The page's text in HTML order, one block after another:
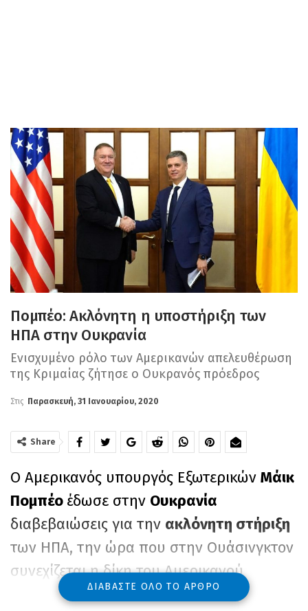
Πομπέο: Ακλόνητη η υποστήριξη των
ΗΠΑ στην Ουκρανία
Ενισχυμένο ρόλο των Αμερικανών απελευθέρωση
της Κριμαίας ζήτησε ο Ουκρανός πρόεδρος
Στις Παρασκευή, 31 Ιανουαρίου, 2020
Share
Ο Αμερικανός υπουργός Εξωτερικών Μάικ
Πομπέο έδωσε στην Ουκρανία
διαβεβαιώσεις για την ακλόνητη στήριξη
των ΗΠΑ, την ώρα που στην Ουάσινγκτον
συνεχίζεται η δίκη του Αμερικανού
προέδρου
Ντόναλντ Τραμπ με το
ΔΙΑΒΆΣΤΕ ΌΛΟ ΤΟ ΆΡΘΡΟ